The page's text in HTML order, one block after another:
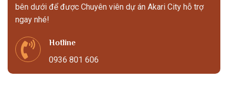
bên dưới để được Chuyên viên dự án Akari City hỗ trợ
ngay nhé!
Hotline
0936 801 606